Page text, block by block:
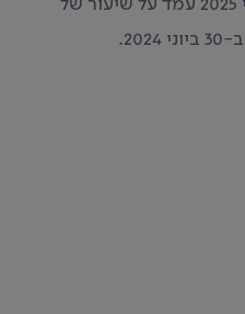
ליום 30 ביוני 2025 עמד על שיעור של